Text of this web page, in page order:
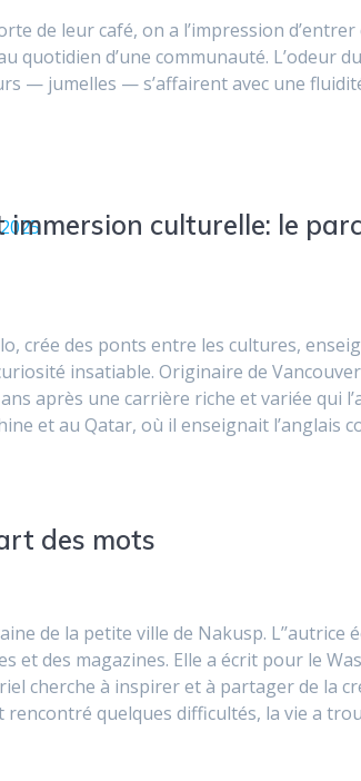
de leur café, on a l’impression
quotidien d’une communauté. L’odeur
— jumelles — s’affairent avec une
immersion culturelle: le
crée des ponts entre les cultures,
insatiable. Originaire de
après une carrière riche et variée qui
et au Qatar, où il enseignait l’anglais
des mots
de la petite ville de Nakusp. L’’autrice
et des magazines. Elle a écrit pour le
cherche à inspirer et à partager de la
rencontré quelques difficultés, la vie a